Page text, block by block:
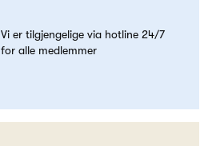
Vi er tilgjengelige via hotline 24/7
for alle medlemmer